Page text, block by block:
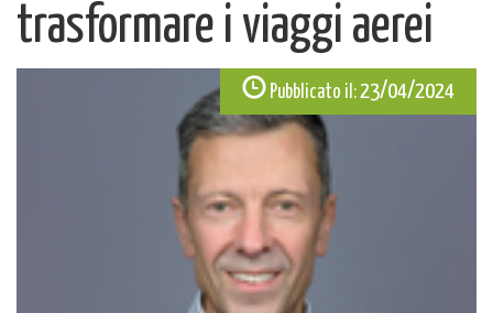
trasformare i viaggi aerei
Pubblicato il:23/04/2024